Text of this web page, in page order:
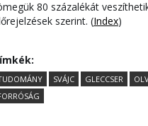
80 százalékát
szerint. (Index)
SVÁJC GLECCSER